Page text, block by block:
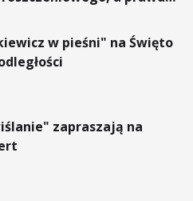
w pieśni" na Święto
zapraszają na